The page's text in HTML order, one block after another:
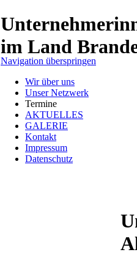
im Land
Navigation überspringen
Wir über uns
Unser Netzwerk
Termine
AKTUELLES
GALERIE
Kontakt
Impressum
Datenschutz